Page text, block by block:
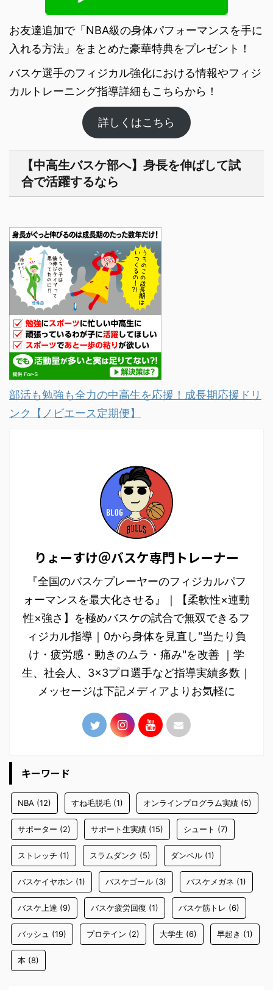
お友達追加で「NBA級の身体パフォーマンスを手に
入れる方法」をまとめた豪華特典をプレゼント！
バスケ選手のフィジカル強化における情報やフィジ
カルトレーニング指導詳細もこちらから！
詳しくはこちら
【中高生バスケ部へ】身長を伸ばして試
合で活躍するなら
部活も勉強も全力の中高生を応援！成長期応援ドリ
ンク【ノビエース定期便】
りょーすけ＠バスケ専門トレーナー
『全国のバスケプレーヤーのフィジカルパフ
ォーマンスを最大化させる』｜【柔軟性×連動
性×強さ】を極めバスケの試合で無双できるフ
ィジカル指導｜0から身体を見直し"当たり負
け・疲労感・動きのムラ・痛み"を改善 ｜学
生、社会人、3×3プロ選手など指導実績多数｜
メッセージは下記メディアよりお気軽に
キーワード
NBA (12) すね毛脱毛 (1) オンラインプログラム実績 (5)
サポーター (2) サポート生実績 (15) シュート (7)
ストレッチ (1) スラムダンク (5) ダンベル (1)
バスケイヤホン (1) バスケゴール (3) バスケメガネ (1)
バスケ上達 (9) バスケ疲労回復 (1) バスケ筋トレ (6)
バッシュ (19) プロテイン (2) 大学生 (6) 早起き (1)
本 (8)